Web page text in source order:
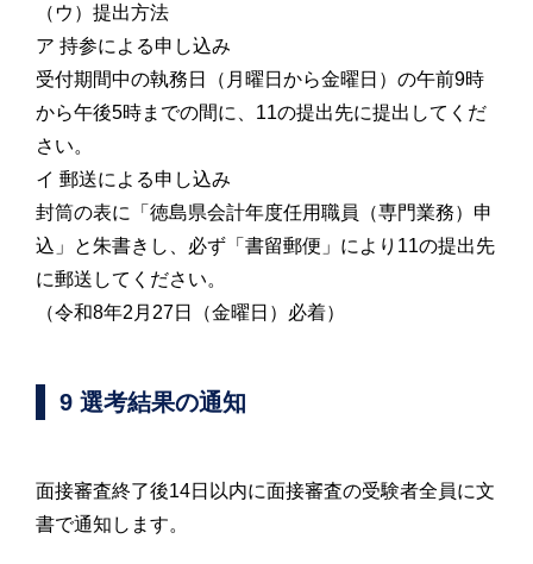
（ウ）提出方法
ア 持参による申し込み
受付期間中の執務日（月曜日から金曜日）の午前9時
から午後5時までの間に、11の提出先に提出してくだ
さい。
イ 郵送による申し込み
封筒の表に「徳島県会計年度任用職員（専門業務）申
込」と朱書きし、必ず「書留郵便」により11の提出先
に郵送してください。
（令和8年2月27日（金曜日）必着）
9 選考結果の通知
面接審査終了後14日以内に面接審査の受験者全員に文
書で通知します。